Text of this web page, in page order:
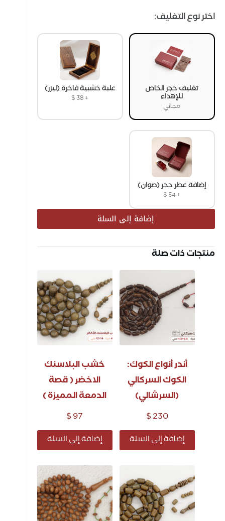
اختر نوع التغليف:
تغليف حجر الخاص
للإهداء
مجاني
علبة خشبية فاخرة (ليزر)
+
$38
إضافة عطر حجر (صوان)
+
$54
إضافة إلى السلة
منتجات ذات صلة
أندر أنواع الكوك:
الكوك السركالي
(السرشالي)
$230
إضافة إلى السلة
خشب البلاسنك
الاخضر ( قصة
الدمعة المميزة )
$97
إضافة إلى السلة